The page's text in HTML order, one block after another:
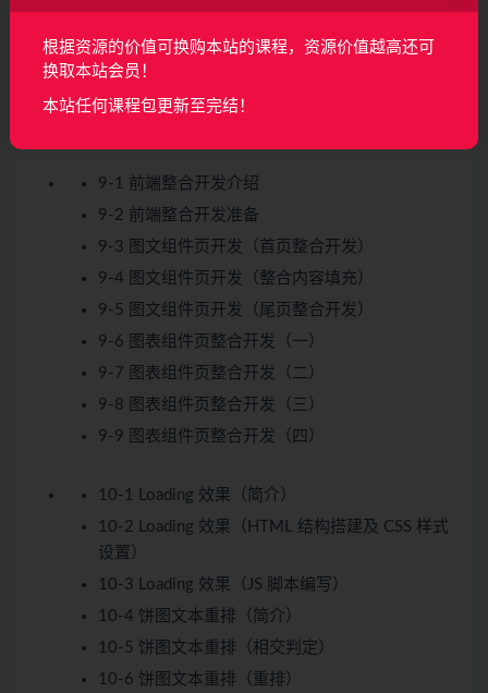
8-3 饼图开发（绘制饼图动画）
9-1 前端整合开发介绍
9-2 前端整合开发准备
9-3 图文组件页开发（首页整合开发）
9-4 图文组件页开发（整合内容填充）
9-5 图文组件页开发（尾页整合开发）
9-6 图表组件页整合开发（一）
9-7 图表组件页整合开发（二）
9-8 图表组件页整合开发（三）
9-9 图表组件页整合开发（四）
10-1 Loading 效果（简介）
10-2 Loading 效果（HTML 结构搭建及 CSS 样式
设置）
10-3 Loading 效果（JS 脚本编写）
10-4 饼图文本重排（简介）
10-5 饼图文本重排（相交判定）
10-6 饼图文本重排（重排）
根据资源的价值可换购本站的课程，资源价值越高还可
换取本站会员！
本站任何课程包更新至完结！